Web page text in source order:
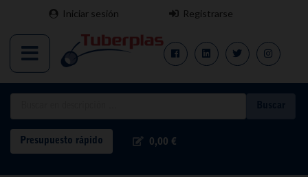
Iniciar sesión Registrarse
Presupuesto rápido 0,00 €